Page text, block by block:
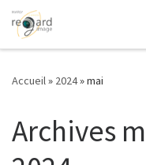
Passer au contenu
Accueil» 2024»mai
Archives